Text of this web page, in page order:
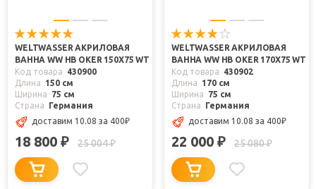
WELTWASSER АКРИЛОВАЯ
ВАННА WW HB OKER 150X75 WT
Код товара
430900
Длина
150 см
Ширина
75 см
Страна
Германия
доставим 10.08 за 400₽
18 800 ₽ 25 004₽
WELTWASSER АКРИЛОВАЯ
ВАННА WW HB OKER 170X75 WT
Код товара
430902
Длина
170 см
Ширина
75 см
Страна
Германия
доставим 10.08 за 400₽
22 000 ₽ 25 080₽